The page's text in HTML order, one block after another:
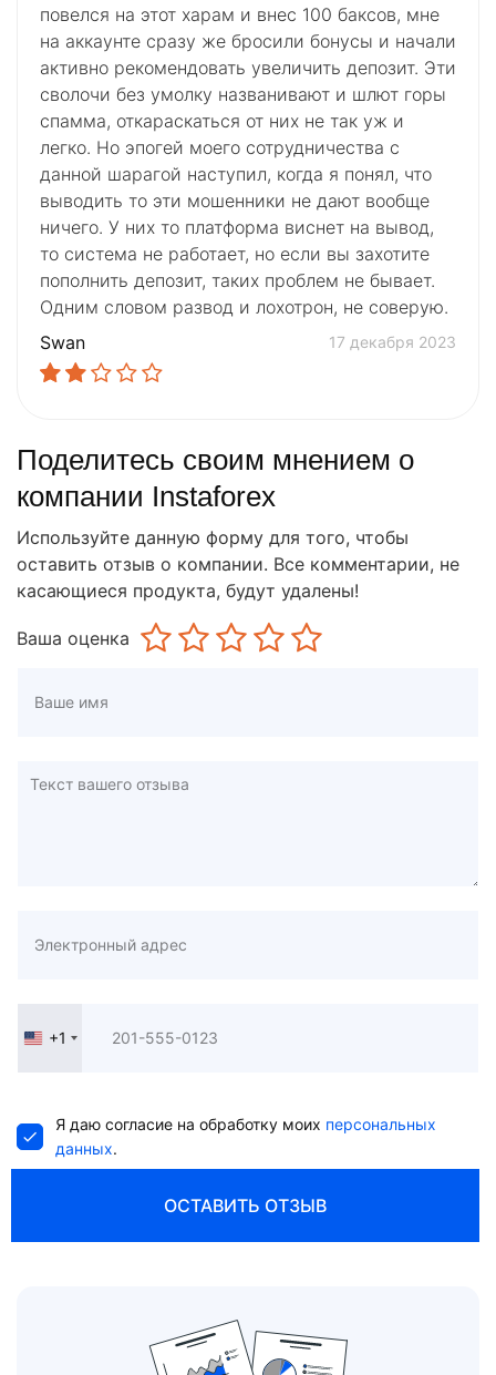
повелся на этот харам и внес 100 баксов, мне
на аккаунте сразу же бросили бонусы и начали
активно рекомендовать увеличить депозит. Эти
сволочи без умолку названивают и шлют горы
спамма, откараскаться от них не так уж и
легко. Но эпогей моего сотрудничества с
данной шарагой наступил, когда я понял, что
выводить то эти мошенники не дают вообще
ничего. У них то платформа виснет на вывод,
то система не работает, но если вы захотите
пополнить депозит, таких проблем не бывает.
Одним словом развод и лохотрон, не соверую.
Swan
17 декабря 2023
Поделитесь своим мнением о
компании Instaforex
Используйте данную форму для того, чтобы
оставить отзыв о компании. Все комментарии, не
касающиеся продукта, будут удалены!
Ваша оценка
United
+1
Я даю согласие на обработку моих персональных
данных.
ОСТАВИТЬ ОТЗЫВ